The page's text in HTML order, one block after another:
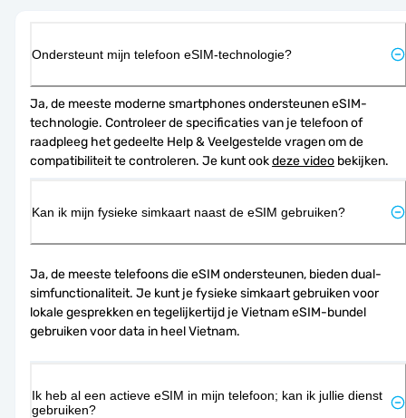
Ondersteunt mijn telefoon eSIM-technologie?
Ja, de meeste moderne smartphones ondersteunen eSIM-
technologie. Controleer de specificaties van je telefoon of
raadpleeg het gedeelte Help & Veelgestelde vragen om de
compatibiliteit te controleren. Je kunt ook deze video bekijken.
Kan ik mijn fysieke simkaart naast de eSIM gebruiken?
Ja, de meeste telefoons die eSIM ondersteunen, bieden dual-
simfunctionaliteit. Je kunt je fysieke simkaart gebruiken voor
lokale gesprekken en tegelijkertijd je Vietnam eSIM-bundel
gebruiken voor data in heel Vietnam.
Ik heb al een actieve eSIM in mijn telefoon; kan ik jullie dienst
gebruiken?